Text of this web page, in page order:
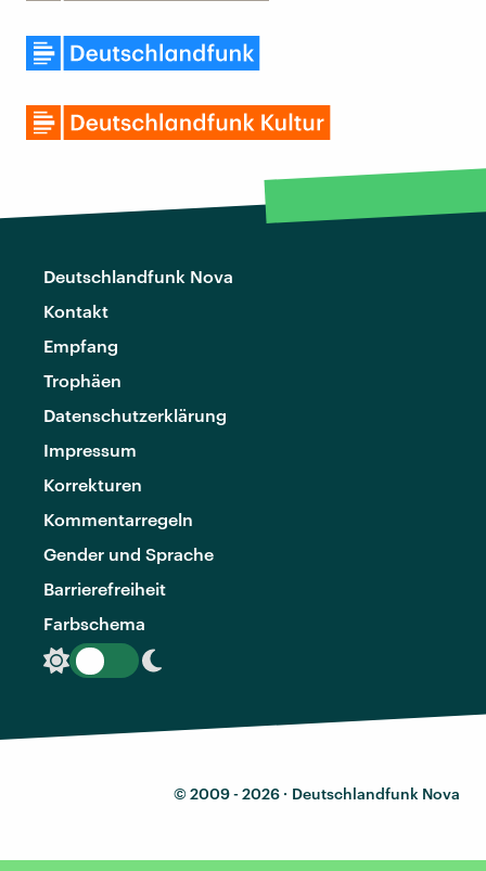
Deutschlandfunk Nova
Kontakt
Empfang
Trophäen
Datenschutzerklärung
Impressum
Korrekturen
Kommentarregeln
Gender und Sprache
Barrierefreiheit
Farbschema
© 2009 - 2026 · Deutschlandfunk Nova